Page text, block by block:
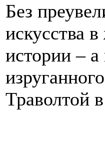
Без
искусства
истории –
Траволтой